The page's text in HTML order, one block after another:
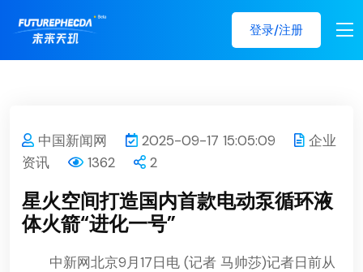
登录/注册
中国新闻网 2025-09-17 15:05:09
企业
资讯
1362 2
星火空间打造国内首款电动泵循环液
体火箭“进化一号”
中新网北京9月17日电 (记者 马帅莎)记者日前从